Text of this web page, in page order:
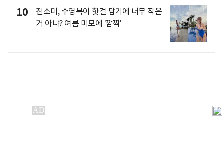
10
전소미, 수영복이 핫걸 담기에 너무 작은
거 아냐? 여름 미모에 '깜짝'